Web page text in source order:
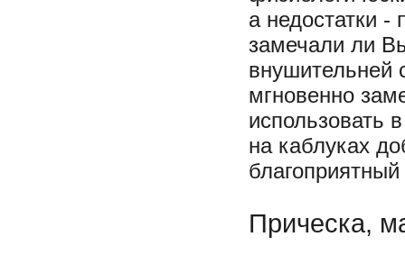
а недостатки
замечали ли
внушительней
мгновенно
использовать
на каблуках
Прическа,